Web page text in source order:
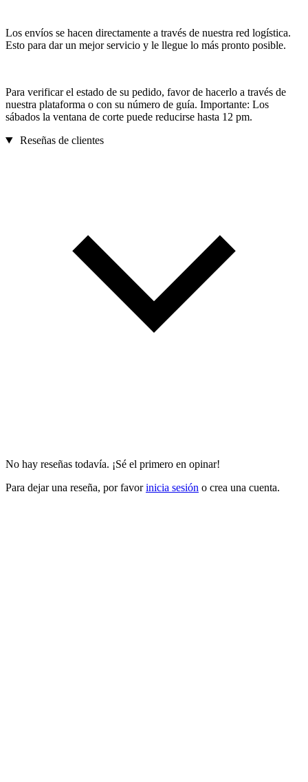
Los envíos se hacen directamente a través de nuestra red logística.
Esto para dar un mejor servicio y le llegue lo más pronto posible.
Para verificar el estado de su pedido, favor de hacerlo a través de
nuestra plataforma o con su número de guía. Importante: Los
sábados la ventana de corte puede reducirse hasta 12 pm.
Reseñas de clientes
No hay reseñas todavía. ¡Sé el primero en opinar!
Para dejar una reseña, por favorinicia sesión o crea una cuenta.